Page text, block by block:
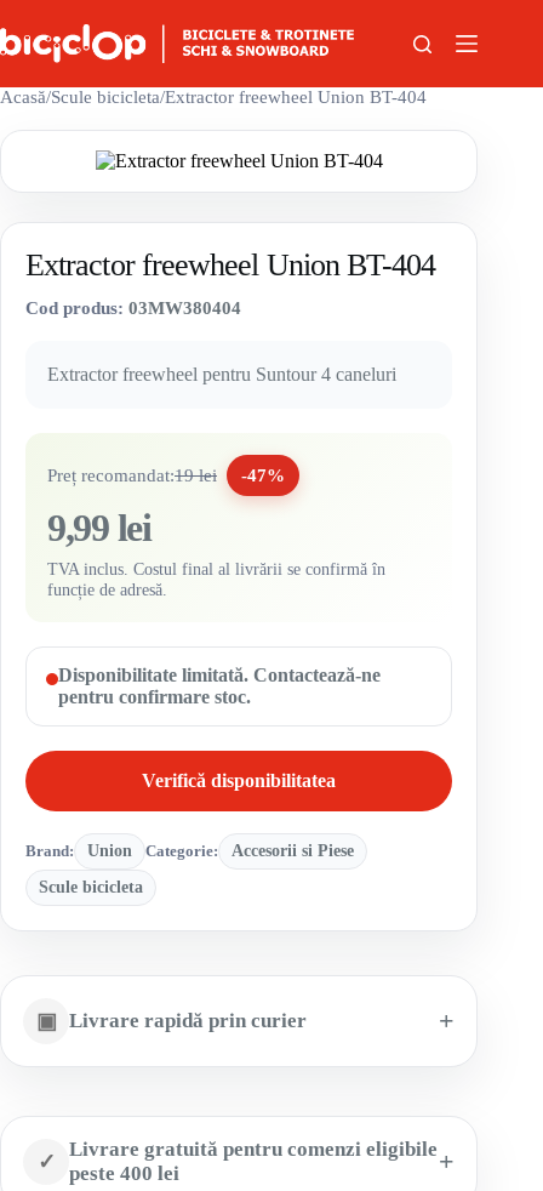
Acasă/Scule bicicleta/Extractor freewheel Union BT-404
Extractor freewheel Union BT-404
Cod produs: 03MW380404
Extractor freewheel pentru Suntour 4 caneluri
Preț recomandat:19 lei -47%
9,99 lei
TVA inclus. Costul final al livrării se confirmă în
funcție de adresă.
Disponibilitate limitată. Contactează-ne
pentru confirmare stoc.
Verifică disponibilitatea
Brand: Union Categorie:
Accesorii si Piese
Scule bicicleta
▣ Livrare rapidă prin curier
✓
Livrare gratuită pentru comenzi eligibile
peste 400 lei